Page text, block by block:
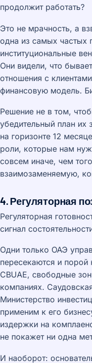
продолжит работать?
Это не мрачность, а
одна из самых
институциональные
Они видели, что
отношения с
финансовую модель.
Решение не в том,
убедительный план их
на горизонте 12
роли, которые нам
совсем иначе, чем
взаимозаменяемую,
4. Регуляторная
Регуляторная
сигнал
Одни только ОАЭ
пересекаются и
CBUAE, свободные
компаниях.
Министерство
применим к его
издержки на
не покажет ни одна
И наоборот: